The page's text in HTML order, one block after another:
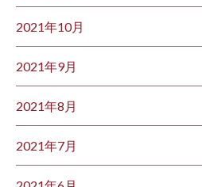
2021年10月
2021年9月
2021年8月
2021年7月